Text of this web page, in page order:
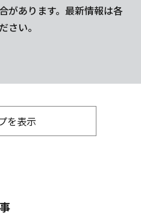
があります。最新情報は各
さい。
を表示